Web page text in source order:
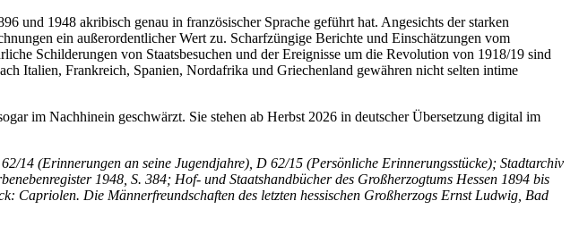
und 1948 akribisch genau in französischer Sprache geführt hat. Angesichts der starken
ein außerordentlicher Wert zu. Scharfzüngige Berichte und Einschätzungen vom
Schilderungen von Staatsbesuchen und der Ereignisse um die Revolution von 1918/19 sind
Italien, Frankreich, Spanien, Nordafrika und Griechenland gewähren nicht selten intime
im Nachhinein geschwärzt. Sie stehen ab Herbst 2026 in deutscher Übersetzung digital im
14 (Erinnerungen an seine Jugendjahre), D 62/15 (Persönliche Erinnerungsstücke); Stadtarchiv
1948, S. 384; Hof- und Staatshandbücher des Großherzogtums Hessen 1894 bis
Capriolen. Die Männerfreundschaften des letzten hessischen Großherzogs Ernst Ludwig, Bad